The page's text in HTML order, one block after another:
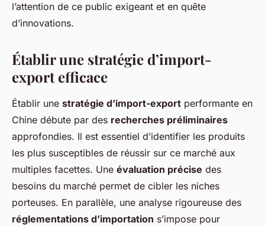
l’attention de ce public exigeant et en quête
d’innovations.
Établir une stratégie d’import-
export efficace
Établir une stratégie d’import-export performante en
Chine débute par des recherches préliminaires
approfondies. Il est essentiel d’identifier les produits
les plus susceptibles de réussir sur ce marché aux
multiples facettes. Une évaluation précise des
besoins du marché permet de cibler les niches
porteuses. En parallèle, une analyse rigoureuse des
réglementations d’importation s’impose pour